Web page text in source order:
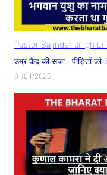
Pastor Bajinder singh
उम्र कैद की सजा.. पीड़ितों को
01/04/2025